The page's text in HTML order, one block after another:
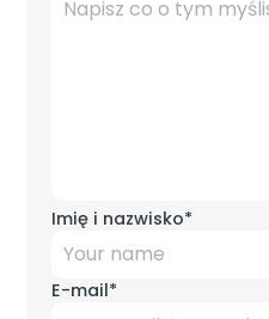
Imię i nazwisko*
E-mail*